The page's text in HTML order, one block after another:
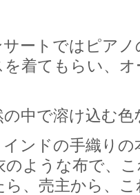
ートではピア
着てもらい、
中で溶け込む
ンドの手織り
のような布で、
ら、売主から、